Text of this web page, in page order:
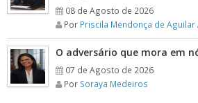
08 de Agosto de 2026
Por Priscila Mendonça de Aguilar
O adversário que mora em
07 de Agosto de 2026
Por Soraya Medeiros